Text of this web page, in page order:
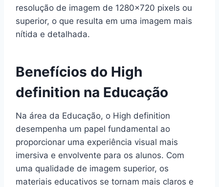
resolução de imagem de 1280×720 pixels ou
superior, o que resulta em uma imagem mais
nítida e detalhada.
Benefícios do High
definition na Educação
Na área da Educação, o High definition
desempenha um papel fundamental ao
proporcionar uma experiência visual mais
imersiva e envolvente para os alunos. Com
uma qualidade de imagem superior, os
materiais educativos se tornam mais claros e